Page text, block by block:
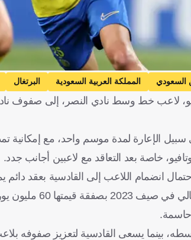
المملكة العربية السعودية البرتغال
لاعب خط وسط نادي النصر، إلى صفوف نادي
الإعارة لمدة موسم واحد، مع إمكانية
خاصة بعد التعاقد مع لاعبين أجانب جدد.
اللاعب إلى القادسية بعقد دائم يمتد
بينما يسعى القادسية لتعزيز صفوفه